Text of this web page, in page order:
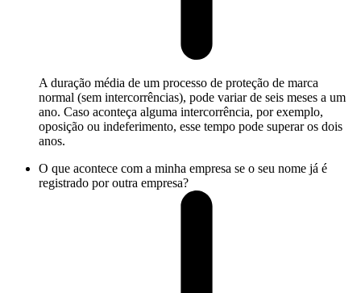
A duração média de um processo de proteção de marca
normal (sem intercorrências), pode variar de seis meses a um
ano. Caso aconteça alguma intercorrência, por exemplo,
oposição ou indeferimento, esse tempo pode superar os dois
anos.
O que acontece com a minha empresa se o seu nome já é
registrado por outra empresa?